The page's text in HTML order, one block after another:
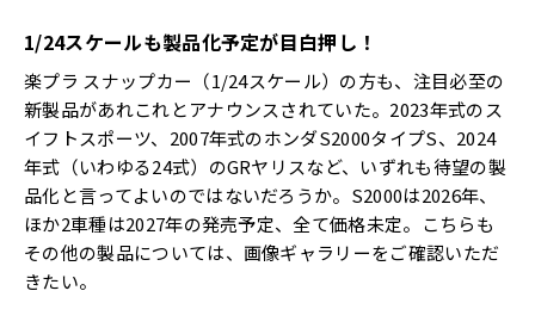
1/24スケールも製品化予定が目白押し！
楽プラ スナップカー（1/24スケール）の方も、注目必至の
新製品があれこれとアナウンスされていた。2023年式のス
イフトスポーツ、2007年式のホンダS2000タイプS、2024
年式（いわゆる24式）のGRヤリスなど、いずれも待望の製
品化と言ってよいのではないだろうか。S2000は2026年、
ほか2車種は2027年の発売予定、全て価格未定。こちらも
その他の製品については、画像ギャラリーをご確認いただ
きたい。